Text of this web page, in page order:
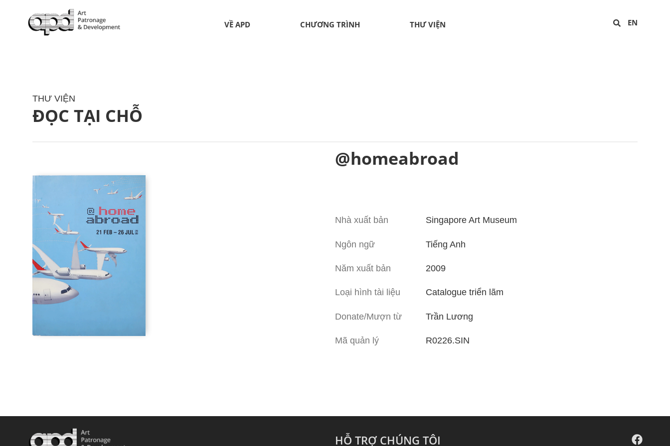
VỀ APD CHƯƠNG TRÌNH THƯ VIỆN EN
THƯ VIỆN
ĐỌC TẠI CHỖ
@homeabroad
Nhà xuất bản Singapore Art Museum
Ngôn ngữ Tiếng Anh
Năm xuất bản 2009
Loại hình tài liệu Catalogue triển lãm
Donate/Mượn từ Trần Lương
Mã quản lý R0226.SIN
HỖ TRỢ CHÚNG TÔI